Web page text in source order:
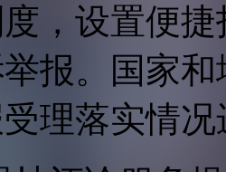
，设置便
报。国家
理落实情